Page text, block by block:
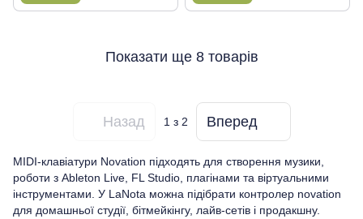
Показати ще 8 товарів
Назад 1з 2 Вперед
MIDI-клавіатури Novation підходять для створення музики,
роботи з Ableton Live, FL Studio, плагінами та віртуальними
інструментами. У LaNota можна підібрати контролер novation
для домашньої студії, бітмейкінгу, лайв-сетів і продакшну.